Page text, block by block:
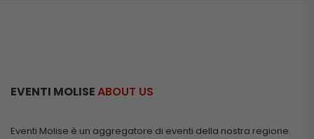
EVENTI MOLISEABOUT US
Eventi Molise è un aggregatore di eventi della nostra regione.